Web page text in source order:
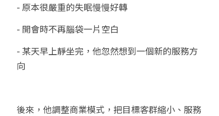
- 原本很嚴重的失眠慢慢好轉
- 開會時不再腦袋一片空白
- 某天早上靜坐完，他忽然想到一個新的服務方
向
後來，他調整商業模式，把目標客群縮小、服務